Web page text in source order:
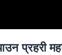
प्रहरी